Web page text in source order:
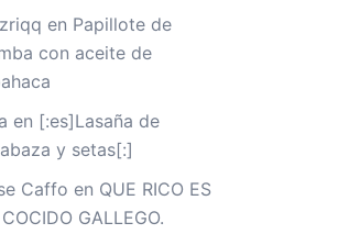
en Papillote de
con aceite de
en [:es]Lasaña de
y setas[:]
Caffo en QUE RICO ES
GALLEGO.